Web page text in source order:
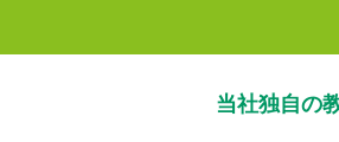
当社独自の